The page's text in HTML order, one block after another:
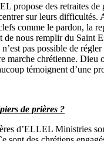
propose des retraites
sur leurs
comme le pardon, la
de nous remplir du Saint
pas possible de
marche chrétienne. Dieu
témoignent d’une
de prières ?
d’ELLEL Ministries